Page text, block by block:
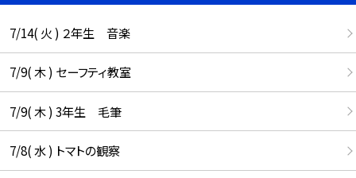
7/14( 火 ) ２年生 音楽
7/9( 木 ) セーフティ教室
7/9( 木 ) 3年生 毛筆
7/8( 水 ) トマトの観察